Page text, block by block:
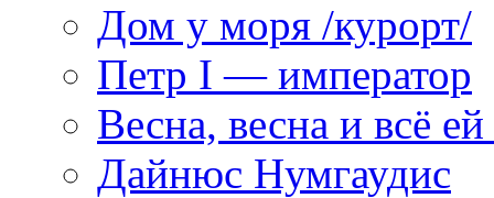
Дом у моря /курорт/
Петр I — император
Весна, весна и всё
Дайнюс Нумгаудис